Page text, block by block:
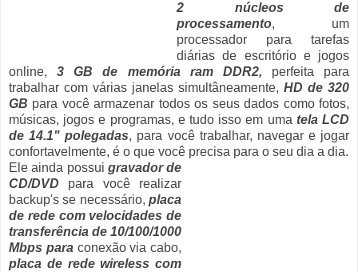
2 núcleos de
processamento, um
processador para tarefas
diárias de escritório e jogos
online,3 GB de memória ram DDR2, perfeita para
trabalhar com várias janelas simultâneamente, HD de 320
GB para você armazenar todos os seus dados como fotos,
músicas, jogos e programas, e tudo isso em uma tela LCD
de 14.1" polegadas, para você trabalhar, navegar e jogar
confortavelmente, é o que você precisa para o seu dia a dia.
Ele ainda possui gravador de
CD/DVD para você realizar
backup's se necessário, placa
de rede com velocidades de
transferência de 10/100/1000
Mbps para conexão via cabo,
placa de rede wireless com